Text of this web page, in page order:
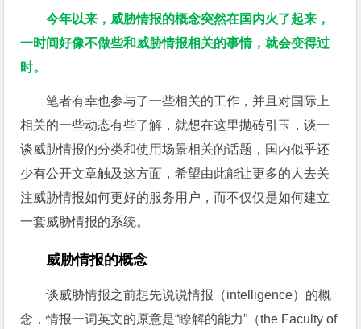
今年以来，威胁情报的概念突然在国内火了起来，
一时间好像不做些和威胁情报相关的事情，就会变得过
时。
笔者有幸也参与了一些相关的工作，并且对国际上
相关的一些动态有些了解，就想在这里抛砖引玉，谈一
谈威胁情报的分类和使用场景相关的话题，国内似乎还
少有公开文章触及这方面，希望由此能让更多的人去关
注威胁情报如何更好的服务用户，而不仅仅是如何建立
一套威胁情报的系统。
威胁情报的概念
谈威胁情报之前想先说说情报（intelligence）的概
念，情报一词英文的原意是“瞭解的能力”（the Faculty of